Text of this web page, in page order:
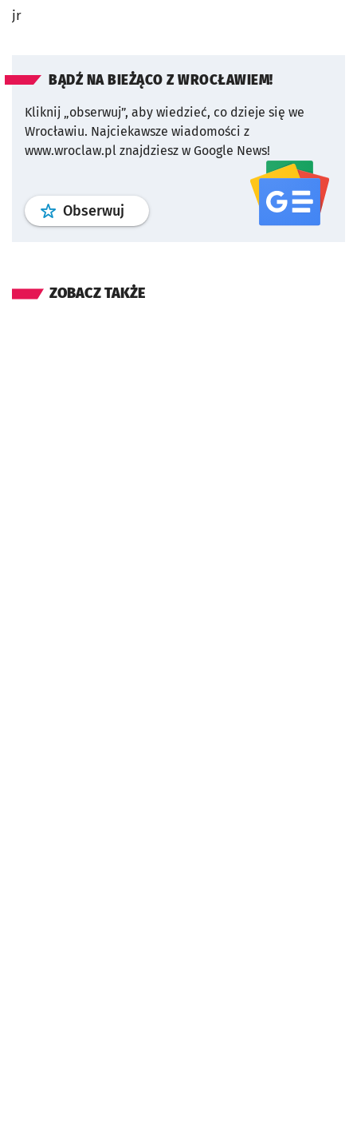
jr
BĄDŹ NA BIEŻĄCO Z WROCŁAWIEM!
Kliknij „obserwuj”, aby wiedzieć, co dzieje się we
Wrocławiu. Najciekawsze wiadomości z
www.wroclaw.pl znajdziesz w Google News!
Obserwuj profil serwisu
ZOBACZ TAKŻE